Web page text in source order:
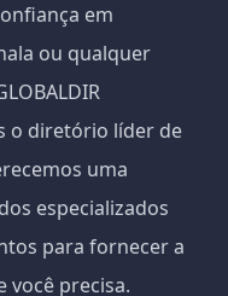
em
ou qualquer
o diretório líder de
uma
especializados
para fornecer a
você precisa.